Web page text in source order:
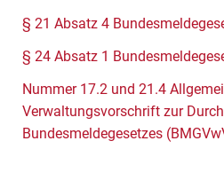
§ 21 Absatz 4
§ 24 Absatz 1
Nummer 17.2 und 21.4
Verwaltungsvorschrift zur
Bundesmeldegesetzes